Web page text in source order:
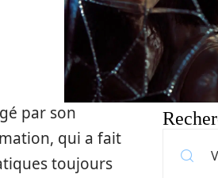
par son
qui a fait
toujours